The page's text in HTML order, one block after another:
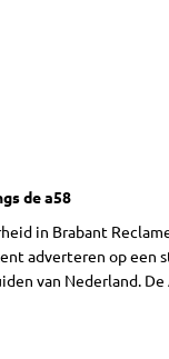
de a58
in Brabant
adverteren op een
van Nederland. De